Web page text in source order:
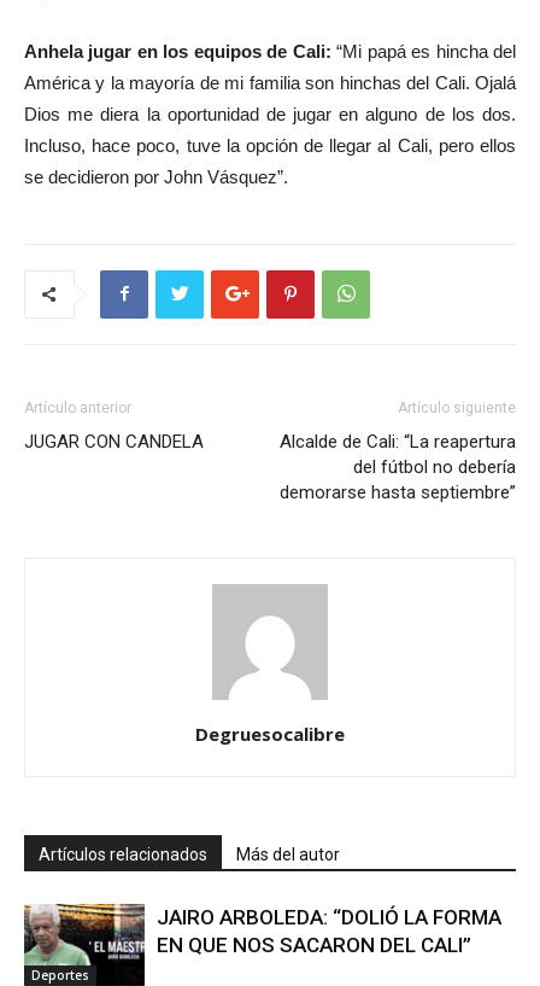
Anhela jugar en los equipos de Cali: “Mi papá es hincha del
América y la mayoría de mi familia son hinchas del Cali. Ojalá
Dios me diera la oportunidad de jugar en alguno de los dos.
Incluso, hace poco, tuve la opción de llegar al Cali, pero ellos
se decidieron por John Vásquez”.
Artículo anterior
JUGAR CON CANDELA
Artículo siguiente
Alcalde de Cali: “La reapertura
del fútbol no debería
demorarse hasta septiembre”
Degruesocalibre
Artículos relacionados Más del autor
Deportes
JAIRO ARBOLEDA: “DOLIÓ LA FORMA
EN QUE NOS SACARON DEL CALI”